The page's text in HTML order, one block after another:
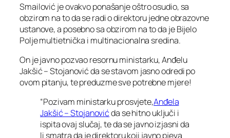
Smailović je ovakvo ponašanje oštro osudio, sa
obzirom na to da se radi o direktoru jedne obrazovne
ustanove, a posebno sa obzirom na to da je Bijelo
Polje multietnička i multinacionalna sredina.
On je javno pozvao resornu ministarku, Anđelu
Jakšić – Stojanović da se stavom jasno odredi po
ovom pitanju, te preduzme sve potrebne mjere!
“Pozivam ministarku prosvjete,Anđela
Jakšić – Stojanovićda se hitno uključi i
ispita ovaj slučaj, te da se javno izjasni da
li smatra da je direktoru koji javno pjeva